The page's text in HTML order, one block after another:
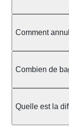
communes
sur réservation.
et 6h), nous
dans les délais
Comment
l'application,
jusqu'à 30
réservation
s'appliquent.
Combien de
réservée :
Berline, Green,
Quelle est la